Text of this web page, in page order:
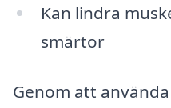
Kan lindra
smärtor
Genom att